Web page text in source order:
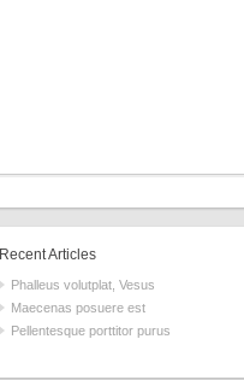
Recent Articles
Phalleus volutplat, Vesus
Maecenas posuere est
Pellentesque porttitor purus